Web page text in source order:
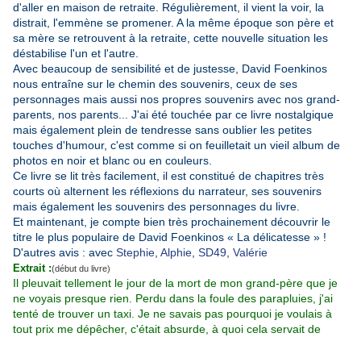
d'aller en maison de retraite. Régulièrement, il vient la voir, la
distrait, l'emmène se promener. A la même époque son père et
sa mère se retrouvent à la retraite, cette nouvelle situation les
déstabilise l'un et l'autre.
Avec beaucoup de sensibilité et de justesse, David Foenkinos
nous entraîne sur le chemin des souvenirs, ceux de ses
personnages mais aussi nos propres souvenirs avec nos grand-
parents, nos parents... J'ai été touchée par ce livre nostalgique
mais également plein de tendresse sans oublier les petites
touches d'humour, c'est comme si on feuilletait un vieil album de
photos en noir et blanc ou en couleurs.
Ce livre se lit très facilement, il est constitué de chapitres très
courts où alternent les réflexions du narrateur, ses souvenirs
mais également les souvenirs des personnages du livre.
Et maintenant, je compte bien très prochainement découvrir le
titre le plus populaire de David Foenkinos « La délicatesse » !
D'autres avis : avec Stephie Alphie SD49 Valérie
Extrait :(début du livre)
Il pleuvait tellement le jour de la mort de mon grand-père que je
ne voyais presque rien. Perdu dans la foule des parapluies, j'ai
tenté de trouver un taxi. Je ne savais pas pourquoi je voulais à
tout prix me dépêcher, c'était absurde, à quoi cela servait de